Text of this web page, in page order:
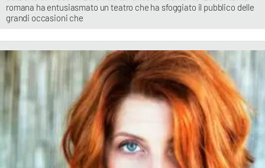
romana ha entusiasmato un teatro che ha sfoggiato il pubblico delle
grandi occasioni che